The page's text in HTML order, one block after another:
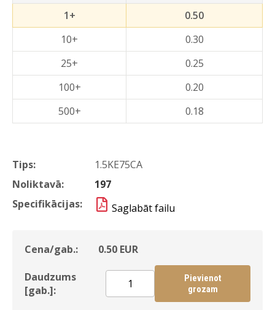
Tips:
1.5KE75CA
Noliktavā:
197
Specifikācijas:
Saglabāt failu
Cena/gab.: 0.50 EUR
Daudzums
[gab.]:
Pievienot
grozam
1+
0.50
10+
0.30
25+
0.25
100+
0.20
500+
0.18